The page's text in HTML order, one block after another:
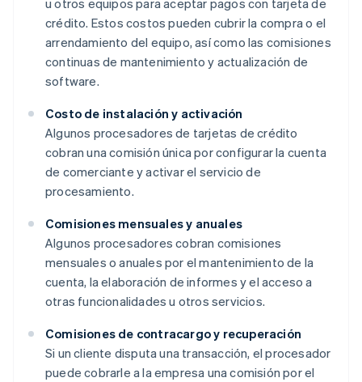
crédito. Estos costos pueden cubrir la compra o el
arrendamiento del equipo, así como las comisiones
continuas de mantenimiento y actualización de
software.
Costo de instalación y activación
Algunos procesadores de tarjetas de crédito
cobran una comisión única por configurar la cuenta
de comerciante y activar el servicio de
procesamiento.
Comisiones mensuales y anuales
Algunos procesadores cobran comisiones
mensuales o anuales por el mantenimiento de la
cuenta, la elaboración de informes y el acceso a
otras funcionalidades u otros servicios.
Comisiones de contracargo y recuperación
Si un cliente disputa una transacción, el procesador
puede cobrarle a la empresa una comisión por el